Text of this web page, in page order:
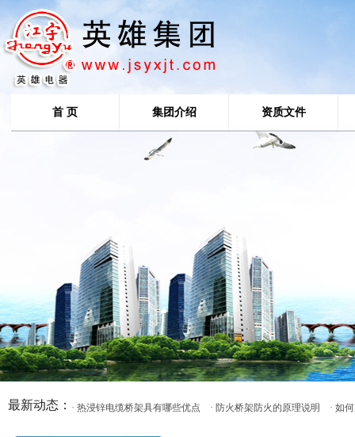
首 页 集团介绍 资质文件
最新动态： · 热浸锌电缆桥架具有哪些优点 · 防火桥架防火的原理说明 · 如